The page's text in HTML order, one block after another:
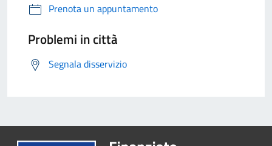
Prenota un appuntamento
Problemi in città
Segnala disservizio